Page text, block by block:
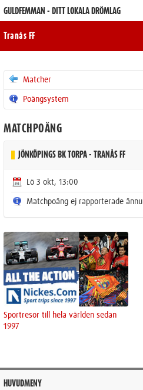
GULDFEMMAN - DITT LOKALA DRÖMLAG
Tranås FF
Matcher
Poängsystem
MATCHPOÄNG
JÖNKÖPINGS BK TORPA - TRANÅS FF
Lö 3 okt, 13:00
Matchpoäng ej rapporterade ännu
Sportresor till hela världen sedan
1997
HUVUDMENY